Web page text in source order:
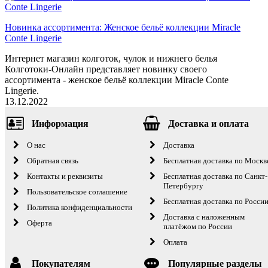
Новинка ассортимента: Женское бельё коллекции Miracle
Conte Lingerie
Интернет магазин колготок, чулок и нижнего белья
Колготоки-Онлайн представляет новинку своего
ассортимента - женское бельё коллекции Miracle Conte
Lingerie.
13.12.2022
Информация
О нас
Обратная связь
Контакты и реквизиты
Пользовательское соглашение
Политика конфиденциальности
Оферта
Доставка и оплата
Доставка
Бесплатная доставка по
Бесплатная доставка по Санкт-
Петербургу
Бесплатная доставка по
Доставка с наложенным
платёжом по России
Оплата
Покупателям Популярные разделы